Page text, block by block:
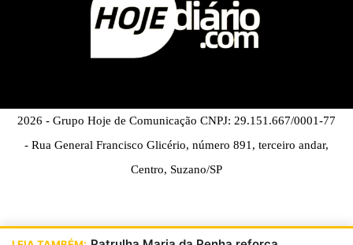
2026 - Grupo Hoje de Comunicação CNPJ: 29.151.667/0001-77
- Rua General Francisco Glicério, número 891, terceiro andar,
Centro, Suzano/SP